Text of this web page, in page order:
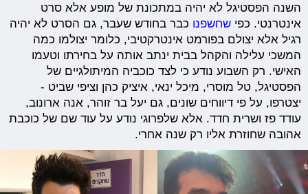
השנה הפסטיגל לא יהיה במתכונת של מופע אלא סרט
אינטרנטי. כפישחשפנו כבר בחודש שעבר, גם הסרט לא יהיה
רגיל אלא יצולם בפורמט אינטרקטיבי, כלומר יצולמו כמה
המשכי עלילה והקהל בבית ינתב אותה על בחירתו וטעמו
האישי. רק השבוע נודע כי לצד כוכביה המיתולגיים של
הפסטיגל, טל מוסרי, מיכל ינאי, איציק כהן וציפי שביט -
יצטרפו, על פי דיווחים שונים, גם יעל בר זוהר, אנה ארונוב,
עודד פז ושרית חדד. אלא שלפרוגי נודע על עוד שם של כוכבת
אהובה שחוזרת אליו רק שנה אחרי.